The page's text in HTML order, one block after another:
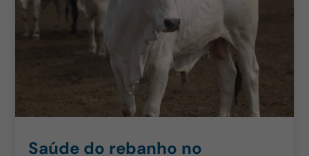
Saúde do rebanho no